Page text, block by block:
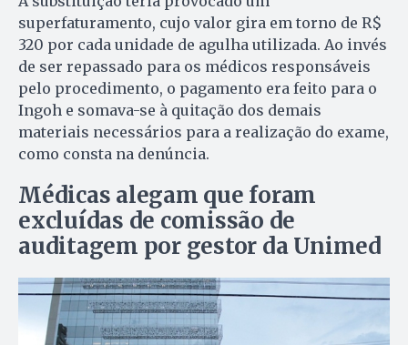
superfaturamento, cujo valor gira em torno de R$
320 por cada unidade de agulha utilizada. Ao invés
de ser repassado para os médicos responsáveis
pelo procedimento, o pagamento era feito para o
Ingoh e somava-se à quitação dos demais
materiais necessários para a realização do exame,
como consta na denúncia.
Médicas alegam que foram
excluídas de comissão de
auditagem por gestor da Unimed